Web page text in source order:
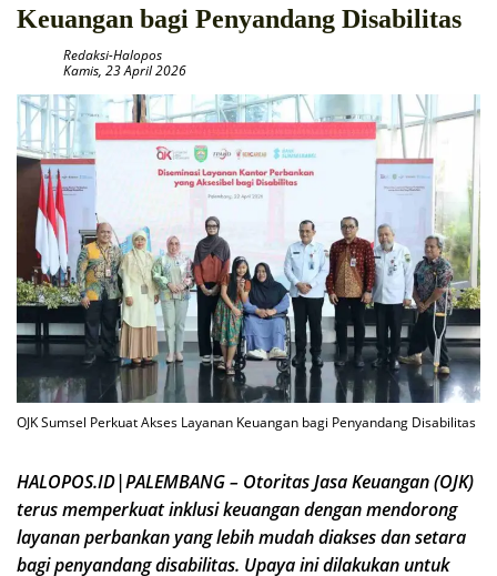
Keuangan bagi Penyandang Disabilitas
Redaksi-Halopos
Kamis, 23 April 2026
OJK Sumsel Perkuat Akses Layanan Keuangan bagi Penyandang Disabilitas
HALOPOS.ID|PALEMBANG – Otoritas Jasa Keuangan (OJK)
terus memperkuat inklusi keuangan dengan mendorong
layanan perbankan yang lebih mudah diakses dan setara
bagi penyandang disabilitas. Upaya ini dilakukan untuk